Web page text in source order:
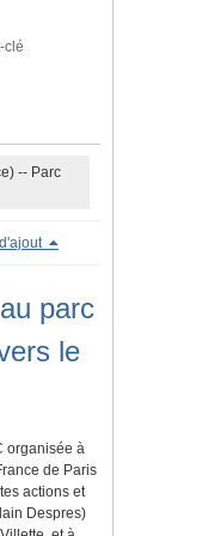
clé
-- Parc
parc
le
organisée à
de Paris
actions et
Despres)